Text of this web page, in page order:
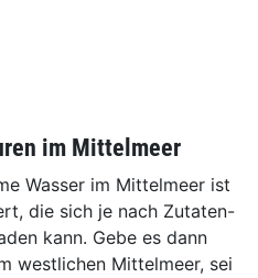
im Mittelmeer
Wasser im Mittelmeer ist
die sich je nach Zutaten-
kann. Gebe es dann
westlichen Mittelmeer, sei